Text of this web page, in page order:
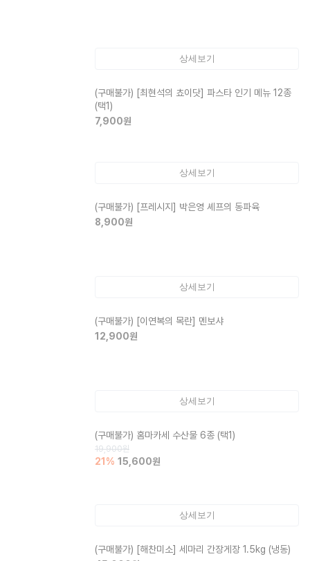
상세보기
(구매불가) [최현석의 쵸이닷] 파스타 인기 메뉴 12종
(택1)
7,900원
상세보기
(구매불가) [프레시지] 박은영 셰프의 동파육
8,900원
상세보기
(구매불가) [이연복의 목란] 멘보샤
12,900원
상세보기
(구매불가) 홈마카세 수산물 6종 (택1)
19,900원
21 % 15,600원
상세보기
(구매불가) [해찬미소] 세마리 간장게장 1.5kg (냉동)